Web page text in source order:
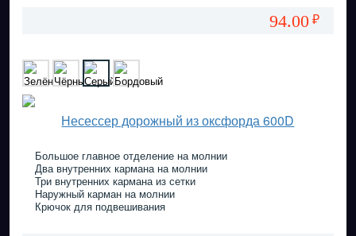
94.00 ₽
Несессер дорожный из оксфорда 600D
Большое главное отделение на молнии
Два внутренних кармана на молнии
Три внутренних кармана из сетки
Наружный карман на молнии
Крючок для подвешивания